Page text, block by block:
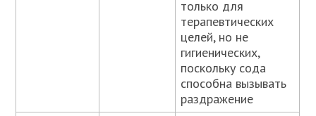
только для
терапевтических
целей, но не
гигиенических,
поскольку сода
способна вызывать
раздражение